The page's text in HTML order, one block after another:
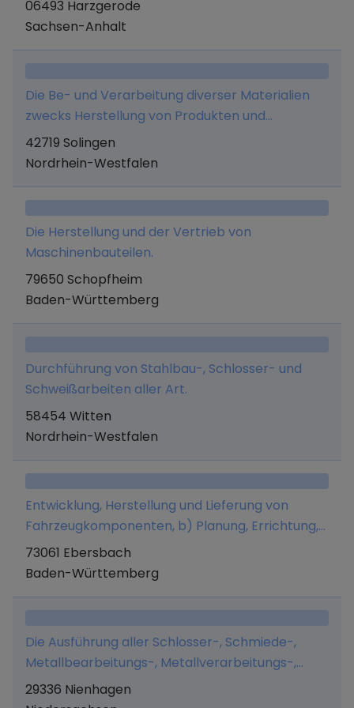
Werkaufträgen, Vermittlung von in- und
06493 Harzgerode
Sachsen-Anhalt
Die Be- und Verarbeitung diverser Materialien
zwecks Herstellung von Produkten und
Teilprodukten, Stanz- und Umformtechnik und
mechanische Bearbeitung,
Bereich Entwicklung, Konstruktion und
Werkzeugbau, Kommissionier- und
Verpackungstätigkeiten, sowie der Vertrieb und
Handel der vorgenannten Dienstleistungen und
Produkte sowie Beratungsleistungen auf den
vorstehenden Tätigkeitsgebieten.
42719 Solingen
Nordrhein-Westfalen
Die Herstellung und der Vertrieb von
Maschinenbauteilen.
79650 Schopfheim
Baden-Württemberg
Durchführung von Stahlbau-, Schlosser- und
Schweißarbeiten aller Art.
58454 Witten
Nordrhein-Westfalen
Entwicklung, Herstellung und Lieferung von
Fahrzeugkomponenten, b) Planung, Errichtung,
Wartung, Überholung, Reparatur, Ergänzung,
Modernisierung sowie De- und Remontage
von Anlagen, die der Fertigung von Gütern
dienen, d) Neben- und Hilfsleistungen an
Betriebsstätten Dritter, An- und Verkauf von
73061 Ebersbach
Baden-Württemberg
Die Ausführung aller Schlosser-, Schmiede-,
Metallbearbeitungs-, Metallverarbeitungs-,
Metall-, Stahl- und Maschinenbauarbeiten sowie
die Arbeiten im vorbeugenden als auch im
29336 Nienhagen